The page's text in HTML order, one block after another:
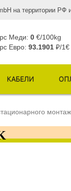
на территории РФ
Меди: 0 €/100kg
Евро: 93.1901 ₽/1€
КАБЕЛИ